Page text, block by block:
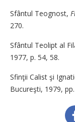
Sfântul Teognost,
270.
Sfântul Teolipt al
1977, p. 54, 58.
Sfinţii Calist şi
Bucureşti, 1979,